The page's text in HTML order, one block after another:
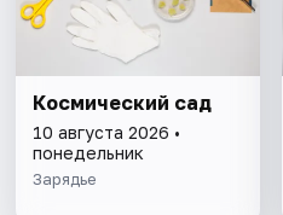
Космический сад
10 августа 2026 •
понедельник
Зарядье